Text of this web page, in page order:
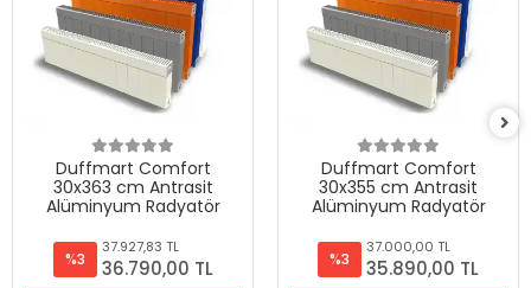
Duffmart Comfort
30x363 cm Antrasit
Alüminyum Radyatör
%3
37.927,83 TL
36.790,00 TL
Duffmart Comfort
30x355 cm Antrasit
Alüminyum Radyatör
%3
37.000,00 TL
35.890,00 TL